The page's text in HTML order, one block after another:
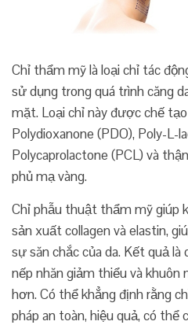
Chỉ thẩm mỹ là loại chỉ tác
sử dụng trong quá trình căng
mặt. Loại chỉ này được chế
Polydioxanone (PDO), Poly-L-
Polycaprolactone (PCL) và
phủ mạ vàng.
Chỉ phẫu thuật thẩm mỹ giúp
sản xuất collagen và elastin,
sự săn chắc của da. Kết quả
nếp nhăn giảm thiểu và
hơn.Có thể khẳng định rằng
pháp an toàn, hiệu quả, có thể